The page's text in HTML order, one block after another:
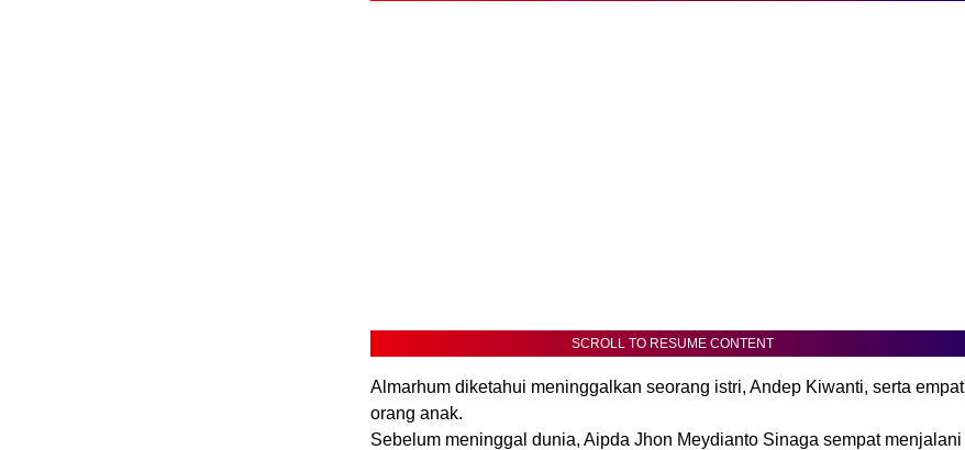
SCROLL TO RESUME CONTENT
Almarhum diketahui meninggalkan seorang istri, Andep Kiwanti, serta empat
orang anak.
Sebelum meninggal dunia, Aipda Jhon Meydianto Sinaga sempat menjalani